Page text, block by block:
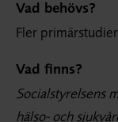
Vad behövs?
Fler
Vad finns?
Socialstyrelsens
hälso- och